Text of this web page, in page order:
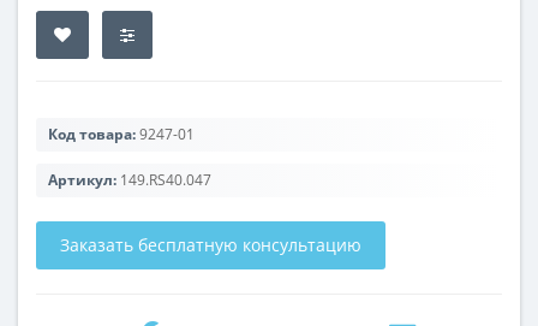
Код товара:9247-01
Артикул: 149.RS40.047
Заказать бесплатную консультацию